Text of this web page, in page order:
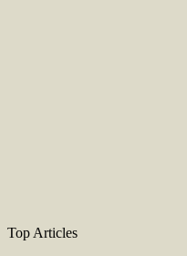
Top Articles